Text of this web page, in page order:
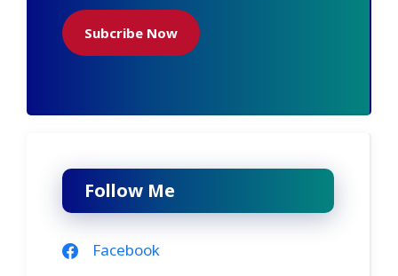
Subcribe Now
Follow Me
Facebook